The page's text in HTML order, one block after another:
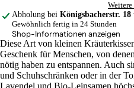
Abholung bei Königsbacherstr. 18
Gewöhnlich fertig in 24 Stunden
Shop-Informationen anzeigen
Diese Art von kleinen
Geschenk für Menschen, von
nötig haben zu entspannen. Auch
und Schuhschränken oder in der